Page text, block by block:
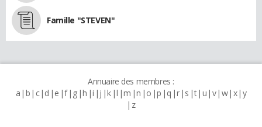
Famille "STEVEN"
Annuaire des membres :
a b c d e f g h i j k l m n o p q r s t u v w x y
z